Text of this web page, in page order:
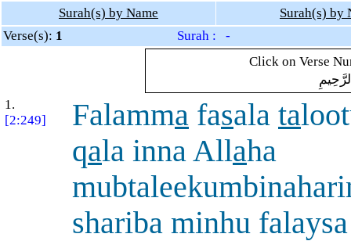
Surah(s) by Name
Surah(s) by
Verse(s): 1
Surah : -
Click on Verse
1.
[2:249]
Falamma fasala ta
qala inna Allaha
shariba minhu